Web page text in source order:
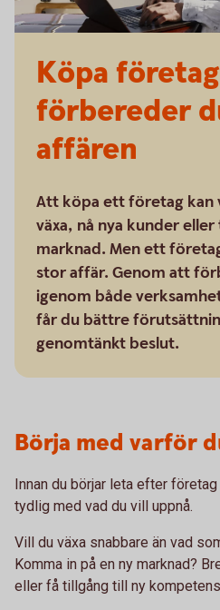
Köpa
förbereder
affären
Att köpa ett företag kan
växa, nå nya kunder
marknad. Men ett
stor affär. Genom att
igenom både
får du bättre
genomtänkt beslut.
Börja med varför
Innan du börjar leta efter
tydlig med vad du vill uppnå.
Vill du växa snabbare än vad
Komma in på en ny marknad?
eller få tillgång till ny